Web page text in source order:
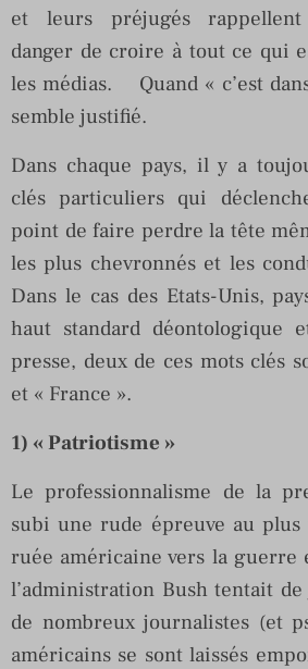
et leurs préjugés
danger de croire à tout ce qui
les médias. Quand « c’est
semble justifié.
Dans chaque pays, il y a
clés particuliers qui
point de faire perdre la tête
les plus chevronnés et les
Dans le cas des Etats-Unis,
haut standard déontologique
presse, deux de ces mots clés
et « France ».
1) « Patriotisme »
Le professionnalisme de la
subi une rude épreuve au
ruée américaine vers la
l’administration Bush tentait
de nombreux journalistes (et
américains se sont laissés